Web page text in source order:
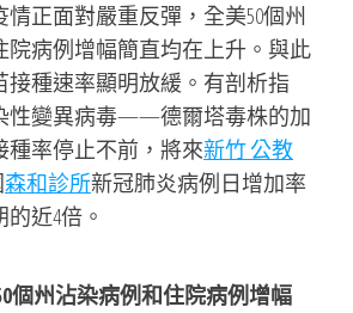
正面對嚴重反彈，全美50個州
院病例增幅簡直均在上升。與此
接種速率顯明放緩。有剖析指
性變異病毒——德爾塔毒株的加
種率停止不前，將來新竹 公教
森和診所新冠肺炎病例日增加率
近4倍。
個州沾染病例和住院病例增幅